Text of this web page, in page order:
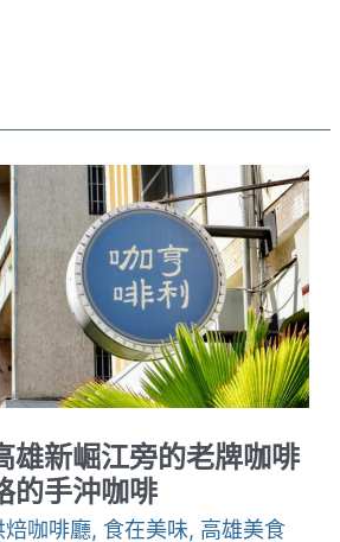
雄新崛江旁的老牌咖啡
的手沖咖啡
焙咖啡廳, 食在美味, 高雄美食